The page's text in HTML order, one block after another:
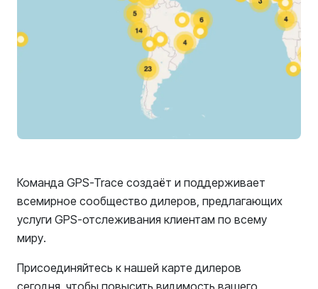
Команда GPS-Trace создаёт и поддерживает
всемирное сообщество дилеров, предлагающих
услуги GPS-отслеживания клиентам по всему
миру.
Присоединяйтесь к нашей карте дилеров
сегодня, чтобы повысить видимость вашего